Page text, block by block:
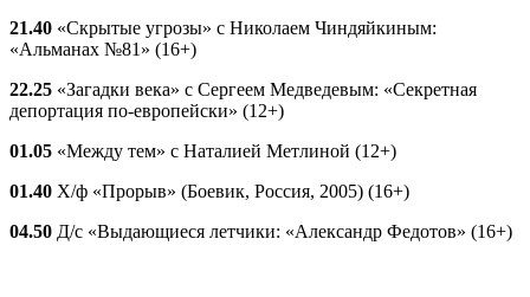
21.40 «Скрытые угрозы» с Николаем Чиндяйкиным:
«Альманах №81» (16+)
22.25 «Загадки века» с Сергеем Медведевым: «Секретная
депортация по-европейски» (12+)
01.05 «Между тем» с Наталией Метлиной (12+)
01.40 Х/ф «Прорыв» (Боевик, Россия, 2005) (16+)
04.50 Д/с «Выдающиеся летчики: «Александр Федотов» (16+)